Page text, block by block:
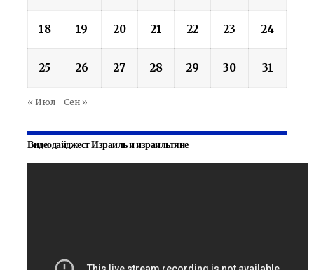
18 19 20 21 22 23 24
25 26 27 28 29 30 31
« Июл Сен »
Видеодайджест Израиль и израильтяне